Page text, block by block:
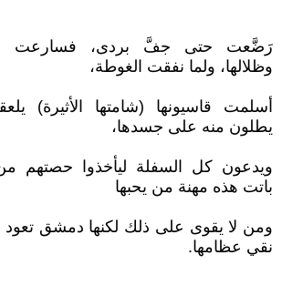
رَضَّعت حتى جفَّ بردى، فسارعت
وظلالها، ولما نفقت الغوطة،
أسلمت قاسيونها (شامتها الأثيرة)
يطلون منه على جسدها،
ويدعون كل السفلة ليأخذوا حصتهم من
باتت هذه مهنة من يحبها
ومن لا يقوى على ذلك لكنها دمشق تعود
نقي عظامها.‏‏‏‏‏